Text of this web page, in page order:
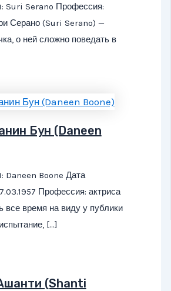
Suri Serano Профессия:
Серано (Suri Serano) —
о ней сложно поведать в
Бун (Daneen
Daneen Boone Дата
Профессия: актриса
все время на виду у публики
[…]
(Shanti